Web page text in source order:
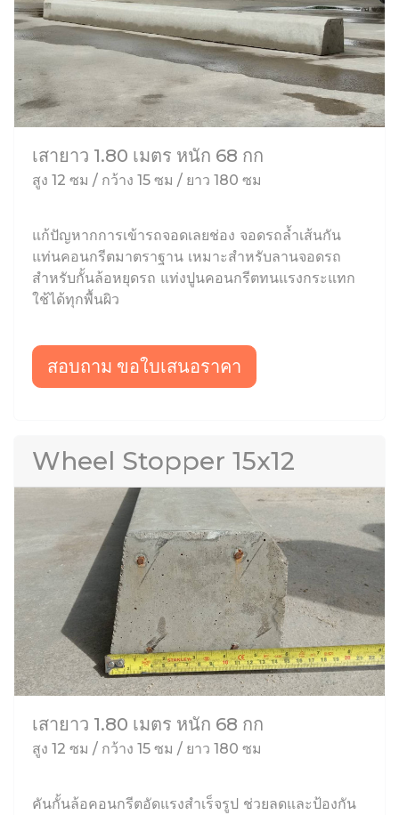
เสายาว 1.80 เมตร หนัก 68 กก
สูง 12 ซม / กว้าง 15 ซม / ยาว 180 ซม
แก้ปัญหากการเข้ารถจอดเลยช่อง จอดรถล้ำเส้นกัน
แท่นคอนกรีตมาตราฐาน เหมาะสำหรับลานจอดรถ
สำหรับกั้นล้อหยุดรถ แท่งปูนคอนกรีตทนแรงกระแทก
ใช้ได้ทุกพื้นผิว
สอบถาม ขอใบเสนอราคา
Wheel Stopper 15x12
เสายาว 1.80 เมตร หนัก 68 กก
สูง 12 ซม / กว้าง 15 ซม / ยาว 180 ซม
คันกั้นล้อคอนกรีตอัดแรงสำเร็จรูป ช่วยลดและป้องกัน